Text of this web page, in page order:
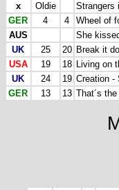
x
Oldie
Strangers
GER
4 4
Wheel of
AUS
She
UK
25 20 Break it
USA
19 18 Living on
UK
24 19 Creation -
GER
13 13 That´s